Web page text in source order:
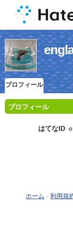
プロフィール
プロフィール
はてなID
ホーム - 利用規